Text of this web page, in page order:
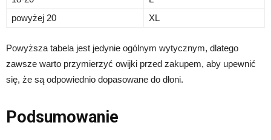
powyżej 20
XL
Powyższa tabela jest jedynie ogólnym wytycznym, dlatego
zawsze warto przymierzyć owijki przed zakupem, aby upewnić
się, że są odpowiednio dopasowane do dłoni.
Podsumowanie